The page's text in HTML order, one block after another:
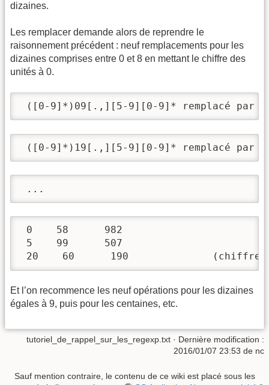
dizaines.
Les remplacer demande alors de reprendre le
raisonnement précédent : neuf remplacements pour les
dizaines comprises entre 0 et 8 en mettant le chiffre des
unités à 0.
([0-9]*)09[.,][5-9][0-9]* remplacé par
([0-9]*)19[.,][5-9][0-9]* remplacé par
...
0    58      982
5    99      507
20    60
Et l’on recommence les neuf opérations pour les dizaines
égales à 9, puis pour les centaines, etc.
tutoriel_de_rappel_sur_les_regexp.txt · Dernière modification :
2016/01/07 23:53 de nc
Sauf mention contraire, le contenu de ce wiki est placé sous les